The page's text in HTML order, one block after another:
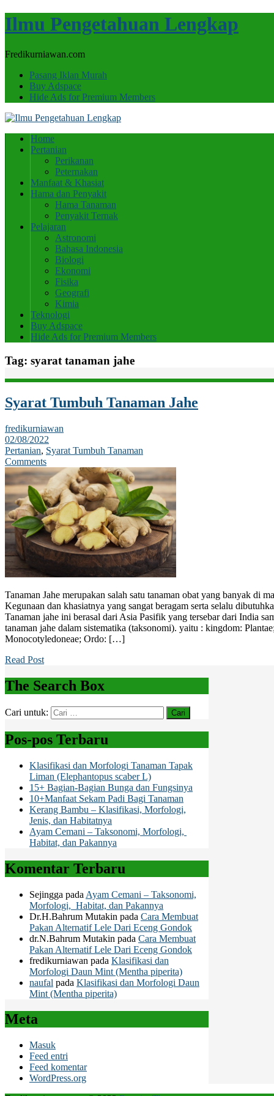
Ilmu Pengetahuan Lengkap
Fredikurniawan.com
Pasang Iklan Murah
Buy Adspace
Hide Ads for Premium Members
Home
Pertanian
Perikanan
Peternakan
Manfaat & Khasiat
Hama dan Penyakit
Hama Tanaman
Penyakit Ternak
Pelajaran
Astronomi
Bahasa Indonesia
Biologi
Ekonomi
Fisika
Geografi
Kimia
Teknologi
Buy Adspace
Hide Ads for Premium Members
Tag: syarat tanaman jahe
Syarat Tumbuh Tanaman Jahe
fredikurniawan
02/08/2022
Pertanian, Syarat Tumbuh Tanaman
Comments
Tanaman Jahe merupakan salah satu tanaman obat yang banyak di
Kegunaan dan khasiatnya yang sangat beragam serta selalu
Tanaman jahe ini berasal dari Asia Pasifik yang tersebar dari India
tanaman jahe dalam sistematika (taksonomi). yaitu : kingdom:
Monocotyledoneae; Ordo: […]
Read Post
The Search Box
Cari untuk:
Pos-pos Terbaru
Klasifikasi dan Morfologi Tanaman Tapak
Liman (Elephantopus scaber L)
15+ Bagian-Bagian Bunga dan Fungsinya
10+Manfaat Sekam Padi Bagi Tanaman
Kerang Bambu – Klasifikasi, Morfologi,
Jenis, dan Habitatnya
Ayam Cemani – Taksonomi, Morfologi,
Habitat, dan Pakannya
Komentar Terbaru
Sejingga pada Ayam Cemani – Taksonomi,
Morfologi, Habitat, dan Pakannya
Dr.H.Bahrum Mutakin pada Cara Membuat
Pakan Alternatif Lele Dari Eceng Gondok
dr.N.Bahrum Mutakin pada Cara Membuat
Pakan Alternatif Lele Dari Eceng Gondok
fredikurniawan pada Klasifikasi dan
Morfologi Daun Mint (Mentha piperita)
naufal pada Klasifikasi dan Morfologi Daun
Mint (Mentha piperita)
Meta
Masuk
Feed entri
Feed komentar
WordPress.org